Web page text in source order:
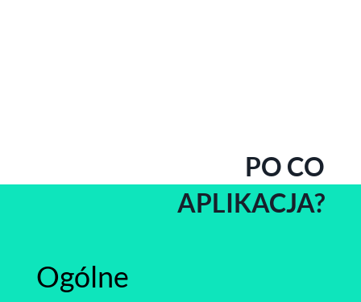
PO CO
APLIKACJA?
Ogólne